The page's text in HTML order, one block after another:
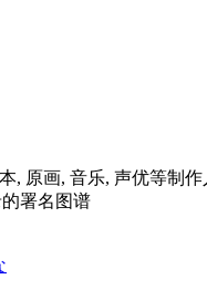
, 原画, 音乐, 声优等制
的署名图谱